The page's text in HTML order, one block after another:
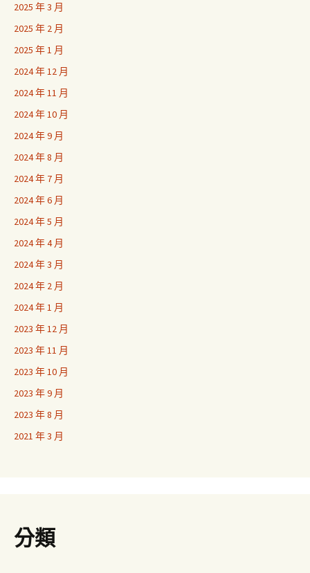
2025 年 3 月
2025 年 2 月
2025 年 1 月
2024 年 12 月
2024 年 11 月
2024 年 10 月
2024 年 9 月
2024 年 8 月
2024 年 7 月
2024 年 6 月
2024 年 5 月
2024 年 4 月
2024 年 3 月
2024 年 2 月
2024 年 1 月
2023 年 12 月
2023 年 11 月
2023 年 10 月
2023 年 9 月
2023 年 8 月
2021 年 3 月
分類